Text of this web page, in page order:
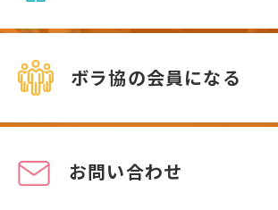
ボラ協の会員になる
お問い合わせ